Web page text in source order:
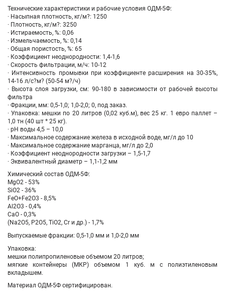
Технические характеристики и рабочие условия ОДМ-5Ф:
· Насыпная плотность, кг/м?: 1250
· Плотность, кг/м?: 3250
· Истираемость, %: 0,06
· Измельчаемость, %: 0,14
· Общая пористость, %: 65
· Коэффициент неоднородности: 1,4-1,6
· Скорость фильтрации, м/ч: 10-12
· Интенсивность промывки при коэффициенте расширения на 30-35%,
14-16 л/с?м? (50-54 м?/ч)
· Высота слоя загрузки, см: 90-180 в зависимости от рабочей высоты
фильтра
· Фракции, мм: 0,5-1,0; 1,0-2,0; 0, под заказ.
· Упаковка: мешки по 20 литров (0,02 куб.м), вес 25 кг. 1 евро паллет –
1,0 тн (40 шт * 25 кг).
· рН воды 4,5 – 10,0
· Максимальное содержание железа в исходной воде, мг/л до 10
· Максимальное содержание марганца, мг/л до 2,0
· Коэффициент неоднородности загрузки – 1,5-1,7
· Эквивалентный диаметр – 1,1-1,2 мм
Химический состав ОДМ-5Ф:
MgO2 - 53%
SiO2 - 36%
FeO+Fe2O3 - 8,5%
Al2O3 - 0,4%
CaO - 0,3%
(Na2O5, P2O5, TiO2, Cr и др.) - 1,7%
Выпускаемые фракции: 0,5-1,0 мм и 1,0-2,0 мм
Упаковка:
мешки полипропиленовые объемом 20 литров;
мягкие контейнеры (МКР) объемом 1 куб. м с полиэтиленовым
вкладышем.
Материал ОДМ-5Ф сертифицирован.